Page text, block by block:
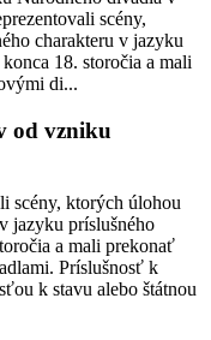
scény,
charakteru v jazyku
18. storočia a mali
di...
od vzniku
scény, ktorých úlohou
jazyku príslušného
a mali prekonať
Príslušnosť k
k stavu alebo štátnou